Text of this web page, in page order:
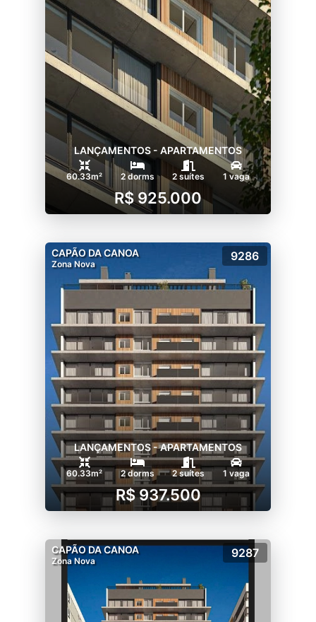
LANÇAMENTOS - APARTAMENTOS
60.33m² 2 dorms 2 suítes 1 vaga
R$ 925.000
CAPÃO DA CANOA
Zona Nova
9286
LANÇAMENTOS - APARTAMENTOS
60.33m² 2 dorms 2 suítes 1 vaga
R$ 937.500
CAPÃO DA CANOA
Zona Nova
9287